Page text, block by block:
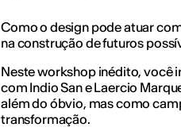
Como o design pode atuar
na construção de futuros
Neste workshop inédito, você
com Indio San e Laercio
além do óbvio, mas como
transformação.